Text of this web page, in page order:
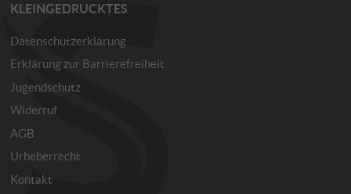
KLEINGEDRUCKTES
Datenschutzerklärung
Erklärung zur Barrierefreiheit
Jugendschutz
Widerruf
AGB
Urheberrecht
Kontakt